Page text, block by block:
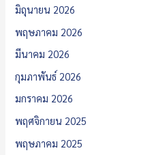
มิถุนายน 2026
พฤษภาคม 2026
มีนาคม 2026
กุมภาพันธ์ 2026
มกราคม 2026
พฤศจิกายน 2025
พฤษภาคม 2025